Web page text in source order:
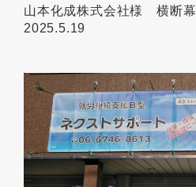
山本化成株式会社様 横断幕
2025.5.19